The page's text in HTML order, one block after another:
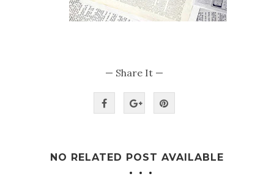
— Share It —
NO RELATED POST AVAILABLE